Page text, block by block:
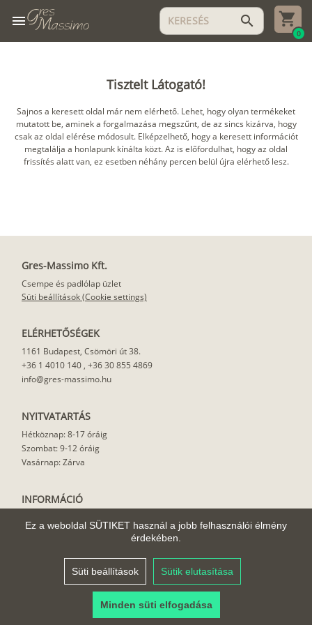
Ez a weboldal SÜTIKET használ a jobb felhasználói élmény
érdekében.
Süti beállítások Sütik elutasítása
Minden süti elfogadása
menu search
0
Tisztelt Látogató!
Sajnos a keresett oldal már nem elérhető. Lehet, hogy olyan termékeket
mutatott be, aminek a forgalmazása megszűnt, de az sincs kizárva, hogy
csak az oldal elérése módosult. Elképzelhető, hogy a keresett információt
megtalálja a honlapunk kínálta közt. Az is előfordulhat, hogy az oldal
frissítés alatt van, ez esetben néhány percen belül újra elérhető lesz.
Gres-Massimo Kft.
Csempe és padlólap üzlet
Süti beállítások (Cookie settings)
ELÉRHETŐSÉGEK
1161 Budapest, Csömöri út 38.
+36 1 4010 140 , +36 30 855 4869
info@gres-massimo.hu
NYITVATARTÁS
Hétköznap: 8-17 óráig
Szombat: 9-12 óráig
Vasárnap: Zárva
INFORMÁCIÓ
Felhasználási javaslat